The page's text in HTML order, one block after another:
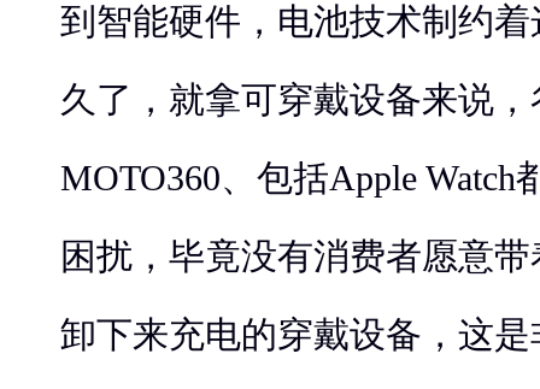
到智能硬件，电池技术制约
久了，就拿可穿戴设备来说
MOTO360、包括Apple
困扰，毕竟没有消费者愿意
卸下来充电的穿戴设备，这